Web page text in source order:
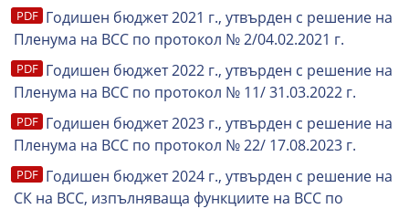
Годишен бюджет 2021 г., утвърден с решение на
Пленума на ВСС по протокол № 2/04.02.2021 г.
Годишен бюджет 2022 г., утвърден с решение на
Пленума на ВСС по протокол № 11/ 31.03.2022 г.
Годишен бюджет 2023 г., утвърден с решение на
Пленума на ВСС по протокол № 22/ 17.08.2023 г.
Годишен бюджет 2024 г., утвърден с решение на
СК на ВСС, изпълняваща функциите на ВСС по